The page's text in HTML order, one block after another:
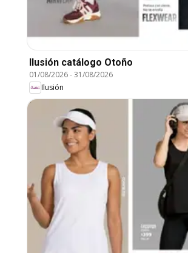
Ilusión catálogo Otoño
01/08/2026-31/08/2026
Ilusión